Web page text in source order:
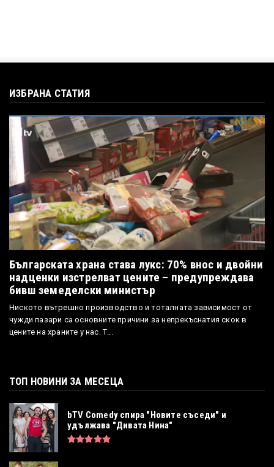
ИЗБРАНА СТАТИЯ
Българската храна става лукс: 70% внос и двойни
надценки изстрелват цените – предупреждава
бивш земеделски министър
Ниското вътрешно производство и тоталната зависимост от
чужди пазари са основните причини за непрекъснатия скок в
цените на храните у нас. Т...
ТОП НОВИНИ ЗА МЕСЕЦА
bTV Comedy спира "Новите съседи" и
удължава "Дивата Нина"